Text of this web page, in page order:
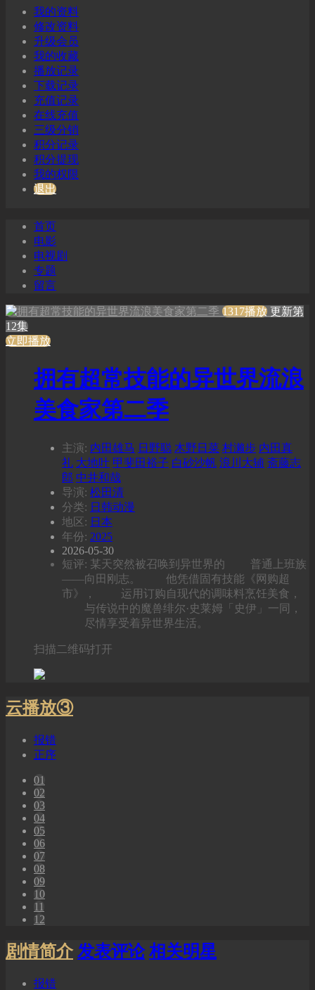
我的资料
修改资料
升级会员
我的收藏
播放记录
下载记录
充值记录
在线充值
三级分销
积分记录
积分提现
我的权限
退出
首页
电影
电视剧
专题
留言
1317播放 更新第
12集
立即播放
拥有超常技能的异世界流浪
美食家第二季
主演: 内田雄马 日野聪 木野日菜 村濑步 内田真
礼 大地叶 甲斐田裕子 白砂沙帆 浪川大辅 斋藤志
郎 中井和哉
导演: 松田清
分类: 日韩动漫
地区: 日本
年份: 2025
2026-05-30
短评: 某天突然被召唤到异世界的 普通上班族
——向田刚志。 他凭借固有技能《网购超
市》， 运用订购自现代的调味料烹饪美食，
与传说中的魔兽绯尔·史莱姆「史伊」一同，
尽情享受着异世界生活。
扫描二维码打开
云播放③
报错
正序
01
02
03
04
05
06
07
08
09
10
11
12
剧情简介 发表评论 相关明星
报错